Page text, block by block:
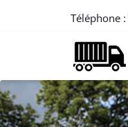
Téléphone :